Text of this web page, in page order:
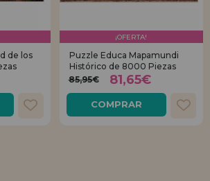
de los
¡OFERTA!
Puzzle Educa Mapamundi
Histórico de 8000 Piezas
85,95€
81,65€
COMPRAR